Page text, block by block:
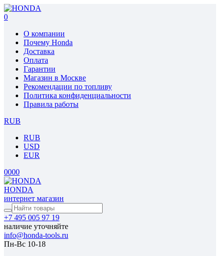
0
О компании
Почему Honda
Доставка
Оплата
Гарантии
Магазин в Москве
Рекомендации по топливу
Политика конфиденциальности
Правила работы
RUB
RUB
USD
EUR
0000
HONDA
интернет магазин
+7 495 005 97 19
наличие уточняйте
info@honda-tools.ru
Пн-Вс 10-18